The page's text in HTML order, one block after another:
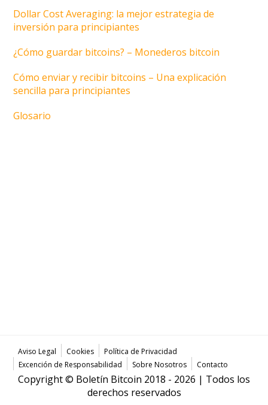
Dollar Cost Averaging: la mejor estrategia de
inversión para principiantes
¿Cómo guardar bitcoins? – Monederos bitcoin
Cómo enviar y recibir bitcoins – Una explicación
sencilla para principiantes
Glosario
Aviso Legal Cookies
Política de Privacidad
Excención de Responsabilidad
Sobre Nosotros Contacto
Copyright © Boletín Bitcoin 2018 - 2026 | Todos los
derechos reservados